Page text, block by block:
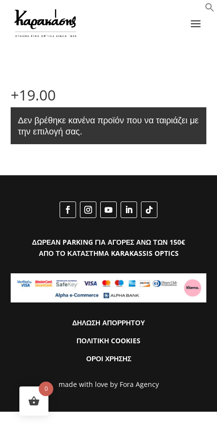
+19.00
Δεν βρέθηκε κανένα προϊόν που να ταιριάζει με
την επιλογή σας.
ΔΩΡΕΑΝ PARKING ΓΙΑ ΑΓΟΡΕΣ ΑΝΩ ΤΩΝ 150€
ΑΠΟ ΤΟ ΚΑΤΑΣΤΗΜΑ KARAKASSIS OPTICS
ΔΗΛΩΣΗ ΑΠΟΡΡΗΤΟΥ
ΠΟΛΙΤΙΚΗ COOKIES
ΟΡΟΙ ΧΡΗΣΗΣ
made with love by Fora Agency
0